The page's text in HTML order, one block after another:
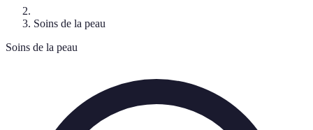
Soins de la peau
Soins de la peau